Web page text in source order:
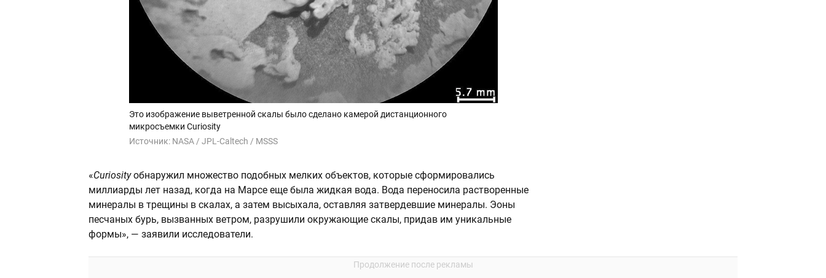
Это изображение выветренной скалы было сделано камерой дистанционного
микросъемки Curiosity
Источник: NASA / JPL-Caltech / MSSS
«Curiosityобнаружил множество подобных мелких объектов, которые сформировались
миллиарды лет назад, когда на Марсе еще была жидкая вода. Вода переносила растворенные
минералы в трещины в скалах, а затем высыхала, оставляя затвердевшие минералы. Эоны
песчаных бурь, вызванных ветром, разрушили окружающие скалы, придав им уникальные
формы», — заявили исследователи.